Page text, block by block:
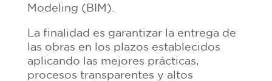
Modeling (BIM).
La finalidad es garantizar la entrega de
las obras en los plazos establecidos
aplicando las mejores prácticas,
procesos transparentes y altos